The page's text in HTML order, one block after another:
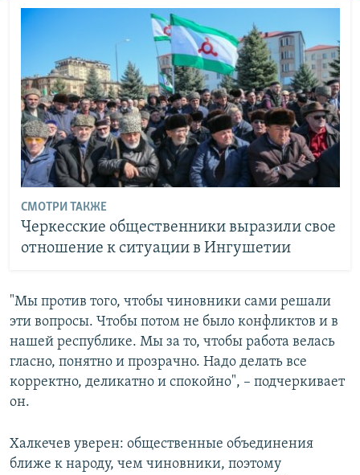
СМОТРИ ТАКЖЕ
Черкесские общественники выразили свое
отношение к ситуации в Ингушетии
"Мы против того, чтобы чиновники сами решали
эти вопросы. Чтобы потом не было конфликтов и в
нашей республике. Мы за то, чтобы работа велась
гласно, понятно и прозрачно. Надо делать все
корректно, деликатно и спокойно", – подчеркивает
он.
Халкечев уверен: общественные объединения
ближе к народу, чем чиновники, поэтому